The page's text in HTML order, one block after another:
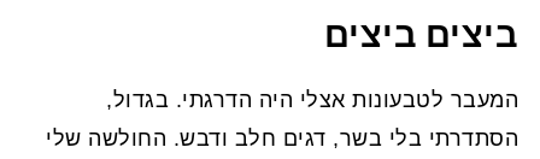
ביצים ביצים
המעבר לטבעונות אצלי היה הדרגתי. בגדול,
הסתדרתי בלי בשר, דגים חלב ודבש. החולשה שלי